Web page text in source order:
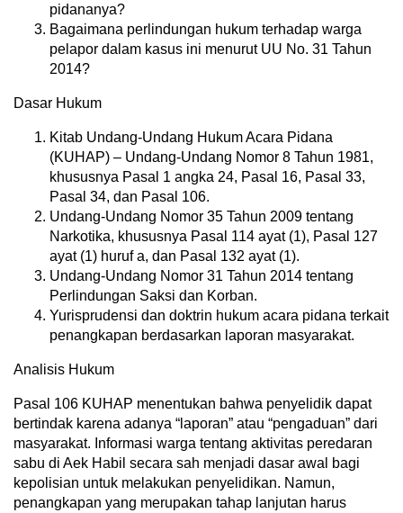
pidananya?
Bagaimana perlindungan hukum terhadap warga
pelapor dalam kasus ini menurut UU No. 31 Tahun
2014?
Dasar Hukum
Kitab Undang-Undang Hukum Acara Pidana
(KUHAP) – Undang-Undang Nomor 8 Tahun 1981,
khususnya Pasal 1 angka 24, Pasal 16, Pasal 33,
Pasal 34, dan Pasal 106.
Undang-Undang Nomor 35 Tahun 2009 tentang
Narkotika, khususnya Pasal 114 ayat (1), Pasal 127
ayat (1) huruf a, dan Pasal 132 ayat (1).
Undang-Undang Nomor 31 Tahun 2014 tentang
Perlindungan Saksi dan Korban.
Yurisprudensi dan doktrin hukum acara pidana terkait
penangkapan berdasarkan laporan masyarakat.
Analisis Hukum
Pasal 106 KUHAP menentukan bahwa penyelidik dapat
bertindak karena adanya “laporan” atau “pengaduan” dari
masyarakat. Informasi warga tentang aktivitas peredaran
sabu di Aek Habil secara sah menjadi dasar awal bagi
kepolisian untuk melakukan penyelidikan. Namun,
penangkapan yang merupakan tahap lanjutan harus